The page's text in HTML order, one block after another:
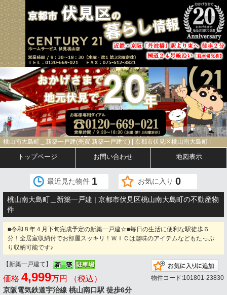
桃山南大島町＿新築一戸建(売買 新築一戸建て) | 京都市伏見区桃山南大島町 |
トップページ お問い合わせ 地図表示
最近見た物件 1 お気に入り 0
桃山南大島町＿新築一戸建 | 京都市伏見区桃山南大島町の不動産物
件
■令和８年４月下旬完成予定の新築一戸建☆■毎日の生活に便利な駅徒歩６
分！全居室収納付でお部屋スッキリ！ＷＩＣは趣味のアイテムなどもたっぷ
り収納可能です♪
【新築一戸建て】
価格 4,999万円 （税込）
京阪電気鉄道宇治線 桃山南口駅 徒歩6分
物件コード:101801-23830